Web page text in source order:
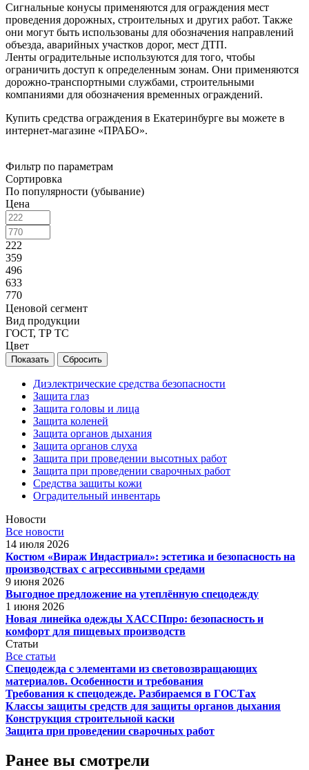
Сигнальные конусы применяются для ограждения мест
проведения дорожных, строительных и других работ. Также
они могут быть использованы для обозначения направлений
объезда, аварийных участков дорог, мест ДТП.
Ленты оградительные используются для того, чтобы
ограничить доступ к определенным зонам. Они применяются
дорожно-транспортными службами, строительными
компаниями для обозначения временных ограждений.
Купить средства ограждения в Екатеринбурге вы можете в
интернет-магазине «ПРАБО».
Фильтр по параметрам
Сортировка
По популярности (убывание)
Цена
222
359
496
633
770
Ценовой сегмент
Вид продукции
ГОСТ, ТР ТС
Цвет
Сбросить
Диэлектрические средства безопасности
Защита глаз
Защита головы и лица
Защита коленей
Защита органов дыхания
Защита органов слуха
Защита при проведении высотных работ
Защита при проведении сварочных работ
Средства защиты кожи
Оградительный инвентарь
Новости
Все новости
14 июля 2026
Костюм «Вираж Индастриал»: эстетика и безопасность на
производствах с агрессивными средами
9 июня 2026
Выгодное предложение на утеплённую спецодежду
1 июня 2026
Новая линейка одежды ХАССПпро: безопасность и
комфорт для пищевых производств
Статьи
Все статьи
Спецодежда с элементами из световозвращающих
материалов. Особенности и требования
Требования к спецодежде. Разбираемся в ГОСТах
Классы защиты средств для защиты органов дыхания
Конструкция строительной каски
Защита при проведении сварочных работ
Ранее вы смотрели